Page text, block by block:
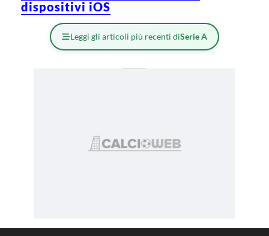
dispositivi iOS
Leggi gli articoli più recenti diSerie A